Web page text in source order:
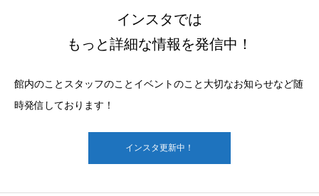
インスタでは
もっと詳細な情報を発信中！
館内のことスタッフのことイベントのこと大切なお知らせなど随
時発信しております！
インスタ更新中！